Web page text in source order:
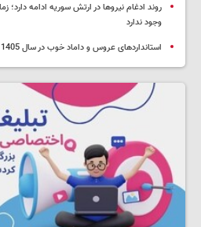
روند ادغام نیروها در ارتش سوریه ادامه
وجود ندارد
استانداردهای عروس و داماد خوب در سال 1405